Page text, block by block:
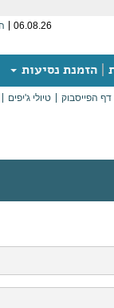
06.08.26
הזמנת נסיעות
דף הפייסבוק טיולי ג'יפים